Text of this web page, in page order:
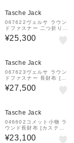
Tasche Jack
067622ヴェルサ ラウン
ドファスナー 二つ折り財
布 [カステルバジャック]
[CASTELBAJAC]
¥25,300
Tasche Jack
067623ヴェルサ ラウン
ドファスナー 長財布 [カ
ステルバジャック][CAS
TELBAJAC]
¥27,500
Tasche Jack
046602コメット小物 ラ
ウンド長財布 [カステル
バジャック][CASTELBA
JAC]
¥23,100